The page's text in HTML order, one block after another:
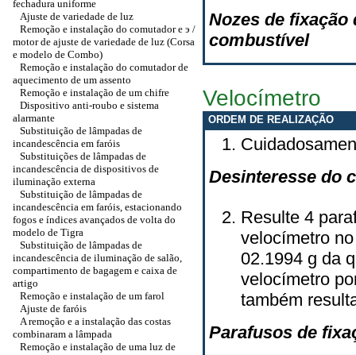
fechadura uniforme
Ajuste de variedade de luz
Remoção e instalação do comutador e э /
motor de ajuste de variedade de luz (Corsa
e modelo de Combo)
Remoção e instalação do comutador de
aquecimento de um assento
Remoção e instalação de um chifre
Dispositivo anti-roubo e sistema
alarmante
Substituição de lâmpadas de
incandescência em faróis
Substituições de lâmpadas de
incandescência de dispositivos de
iluminação externa
Substituição de lâmpadas de
incandescência em faróis, estacionando
fogos e índices avançados de volta do
modelo de Tigra
Substituição de lâmpadas de
incandescência de iluminação de salão,
compartimento de bagagem e caixa de
artigo
Remoção e instalação de um farol
Ajuste de faróis
A remoção e a instalação das costas
combinaram a lâmpada
Remoção e instalação de uma luz de
Nozes de fixação
combustível
Velocímetro
ORDEM DE REALIZAÇÃO
Desinteresse do
Resulte 4
velocímetro
02.1994 g da
velocímetro
também
Parafusos de